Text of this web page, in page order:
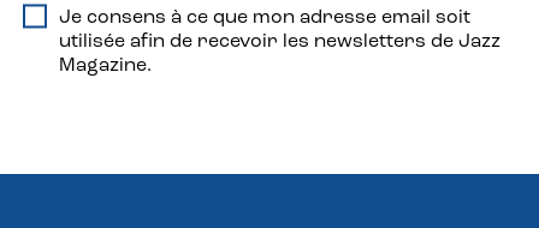
Je consens à ce que mon adresse email soit
utilisée afin de recevoir les newsletters de Jazz
Magazine.